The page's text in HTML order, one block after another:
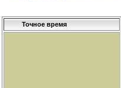
Точное время